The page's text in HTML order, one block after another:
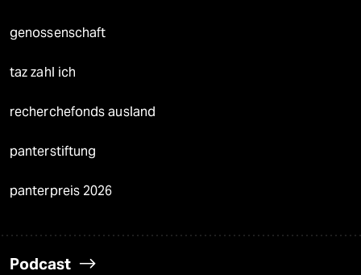
genossenschaft
taz zahl ich
recherchefonds ausland
panterstiftung
panterpreis 2026
Podcast